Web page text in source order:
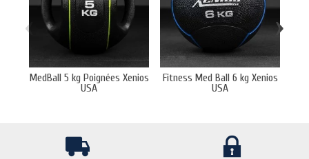
MedBall 5 kg Poignées Xenios
USA
Fitness Med Ball 6 kg Xenios
USA
‹ ›